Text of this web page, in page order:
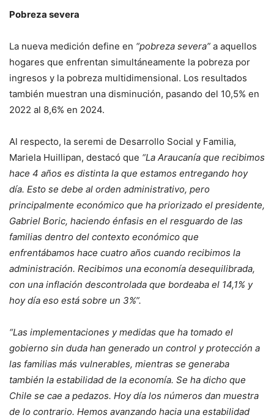
Pobreza severa
La nueva medición define en “pobreza severa” a aquellos
hogares que enfrentan simultáneamente la pobreza por
ingresos y la pobreza multidimensional. Los resultados
también muestran una disminución, pasando del 10,5% en
2022 al 8,6% en 2024.
Al respecto, la seremi de Desarrollo Social y Familia,
Mariela Huillipan, destacó que “La Araucanía que recibimos
hace 4 años es distinta la que estamos entregando hoy
día. Esto se debe al orden administrativo, pero
principalmente económico que ha priorizado el presidente,
Gabriel Boric, haciendo énfasis en el resguardo de las
familias dentro del contexto económico que
enfrentábamos hace cuatro años cuando recibimos la
administración. Recibimos una economía desequilibrada,
con una inflación descontrolada que bordeaba el 14,1% y
hoy día eso está sobre un 3%”.
“Las implementaciones y medidas que ha tomado el
gobierno sin duda han generado un control y protección a
las familias más vulnerables, mientras se generaba
también la estabilidad de la economía. Se ha dicho que
Chile se cae a pedazos. Hoy día los números dan muestra
de lo contrario. Hemos avanzando hacia una estabilidad